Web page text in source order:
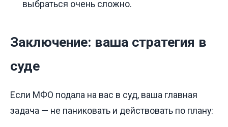
выбраться очень сложно.
Заключение: ваша стратегия в
суде
Если МФО подала на вас в суд, ваша главная
задача — не паниковать и действовать по плану: